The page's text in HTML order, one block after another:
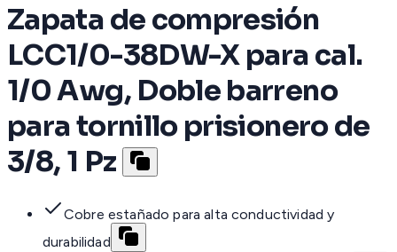
Zapata de compresión
LCC1/0-38DW-X para cal.
1/0 Awg, Doble barreno
para tornillo prisionero de
3/8, 1 Pz
Cobre estañado para alta conductividad y
durabilidad